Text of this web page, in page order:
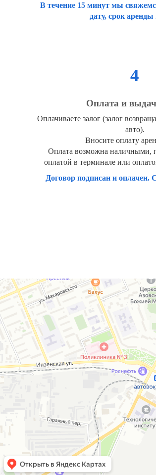
В течение 15 минут мы
дату, срок аренды
4
Оплата и
Оплачиваете залог (залог
авто).
Вносите оплату
Оплата возможна наличными,
оплатой в терминале или
Договор подписан и оплачен.